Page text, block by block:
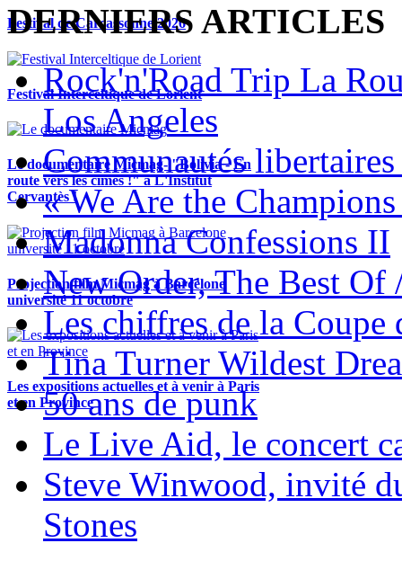
Festival de Carcassonne 2026
Festival Interceltique de Lorient
Le documentaire Micmag- "Bolivia - En
route vers les cimes !" à L'Institut
Cervantès !
Projection film Micmag à Barcelone
université 11 octobre
Les expositions actuelles et à venir à Paris
et en Province
DERNIERS ARTICLES
Rock'n'Road Trip La
Los Angeles
Communautés libertaires
« We Are the
Madonna Confessions II
New Order, The Best Of
Les chiffres de la Coupe
Tina Turner Wildest
50 ans de punk
Le Live Aid, le concert
Steve Winwood, invité
Stones